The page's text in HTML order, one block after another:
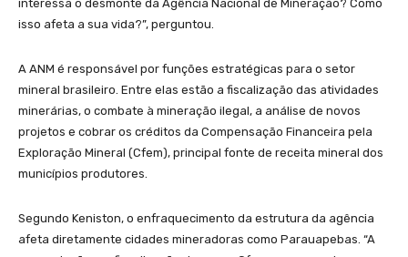
interessa o desmonte da Agência Nacional de Mineração? Como
isso afeta a sua vida?”, perguntou.
A ANM é responsável por funções estratégicas para o setor
mineral brasileiro. Entre elas estão a fiscalização das atividades
minerárias, o combate à mineração ilegal, a análise de novos
projetos e cobrar os créditos da Compensação Financeira pela
Exploração Mineral (Cfem), principal fonte de receita mineral dos
municípios produtores.
Segundo Keniston, o enfraquecimento da estrutura da agência
afeta diretamente cidades mineradoras como Parauapebas. “A